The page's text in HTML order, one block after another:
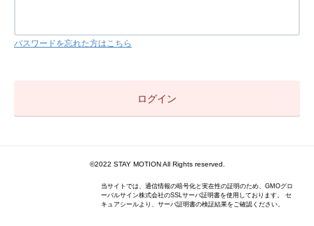
パスワードを忘れた方はこちら
©2022 STAY MOTION All Rights reserved.
当サイトでは、通信情報の暗号化と実在性の証明のため、GMOグロ
ーバルサイン株式会社のSSLサーバ証明書を使用しております。 セ
キュアシールより、サーバ証明書の検証結果をご確認ください。